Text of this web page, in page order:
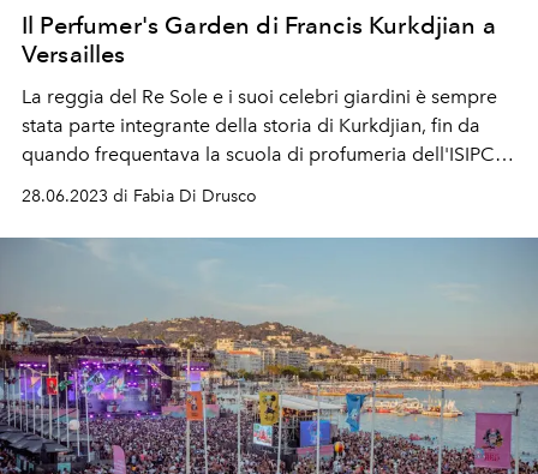
Il Perfumer's Garden di Francis Kurkdjian a
Versailles
La reggia del Re Sole e i suoi celebri giardini è sempre
stata parte integrante della storia di Kurkdjian, fin da
quando frequentava la scuola di profumeria dell'ISIPCA.
Di qui il progetto di sponsorizzare la realizzazione di un
palette olfattiva del profumiere.
28.06.2023 di Fabia Di Drusco